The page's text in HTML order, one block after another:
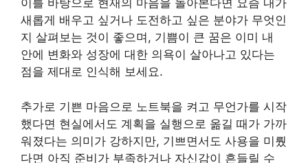
이를 바탕으로 현재의 마음을 돌아본다면 요즘 내가
새롭게 배우고 싶거나 도전하고 싶은 분야가 무엇인
지 살펴보는 것이 좋으며, 기쁨이 큰 꿈은 이미 내
안에 변화와 성장에 대한 의욕이 살아나고 있다는
점을 제대로 인식해 보세요.
추가로 기쁜 마음으로 노트북을 켜고 무언가를 시작
했다면 현실에서도 계획을 실행으로 옮길 때가 가까
워졌다는 의미가 강하지만, 기쁘면서도 사용을 미뤘
다면 아직 준비가 부족하거나 자신감이 흔들릴 수